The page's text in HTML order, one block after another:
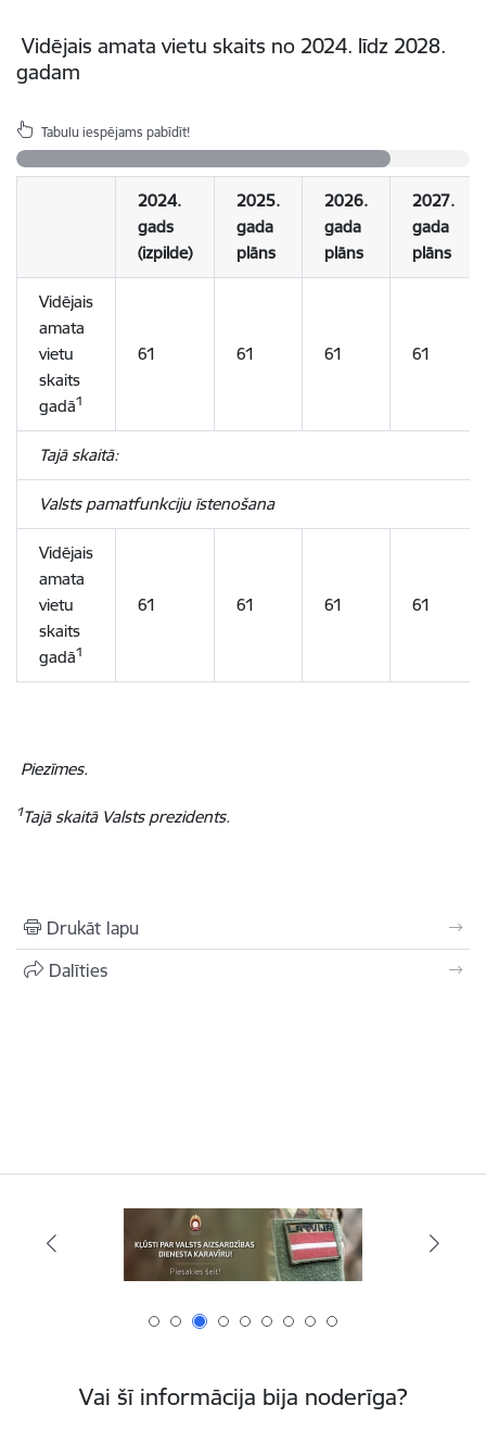
Vidējais amata vietu skaits no 2024. līdz 2028.
gadam
Tabulu iespējams pabīdīt!
2024.
gads
(izpilde)
2025.
gada
plāns
2026.
gada
plāns
2027.
gada
plāns
Vidējais
amata
vietu
skaits
gadā1
61 61 61 61
Tajā skaitā:
Valsts pamatfunkciju īstenošana
Vidējais
amata
vietu
skaits
gadā1
61 61 61 61
Piezīmes.
1Tajā skaitā Valsts prezidents.
Drukāt lapu
Dalīties
Vai šī informācija bija noderīga?